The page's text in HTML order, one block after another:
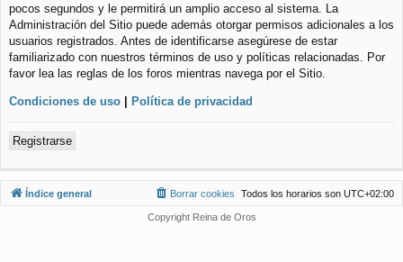
pocos segundos y le permitirá un amplio acceso al sistema. La
Administración del Sitio puede además otorgar permisos adicionales a los
usuarios registrados. Antes de identificarse asegúrese de estar
familiarizado con nuestros términos de uso y políticas relacionadas. Por
favor lea las reglas de los foros mientras navega por el Sitio.
Condiciones de uso | Política de privacidad
Registrarse
Índice general Todos los horarios son UTC+02:00
Borrar cookies
Copyright Reina de Oros